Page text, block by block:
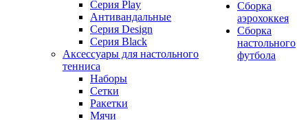
Серия Play
Антивандальные
Серия Design
Серия Black
Аксессуары для настольного
тенниса
Наборы
Сетки
Ракетки
Мячи
Сборка
аэрохоккея
Сборка
настольного
футбола